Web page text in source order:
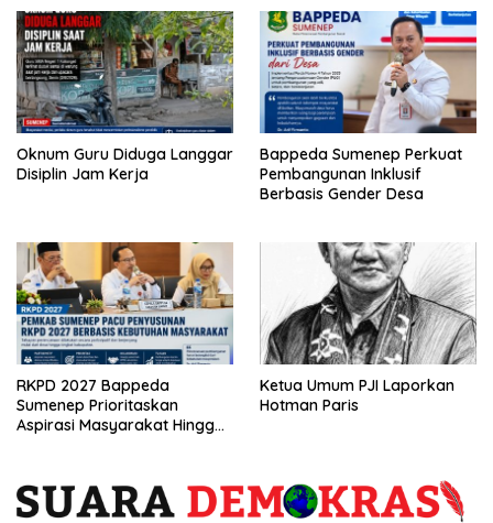
Oknum Guru Diduga Langgar
Disiplin Jam Kerja
Bappeda Sumenep Perkuat
Pembangunan Inklusif
Berbasis Gender Desa
RKPD 2027 Bappeda
Sumenep Prioritaskan
Aspirasi Masyarakat Hingga
Ketua Umum PJI Laporkan
Hotman Paris